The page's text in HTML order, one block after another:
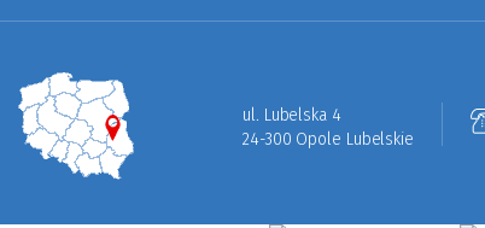
ul. Lubelska 4
24-300 Opole Lubelskie